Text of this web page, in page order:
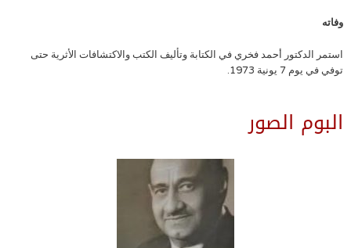
وفاته
استمر الدكتور أحمد فخري في الكتابة وتأليف الكتب والاكتشافات الأثرية حتى
توفي في يوم 7 يونية 1973.
البوم الصور